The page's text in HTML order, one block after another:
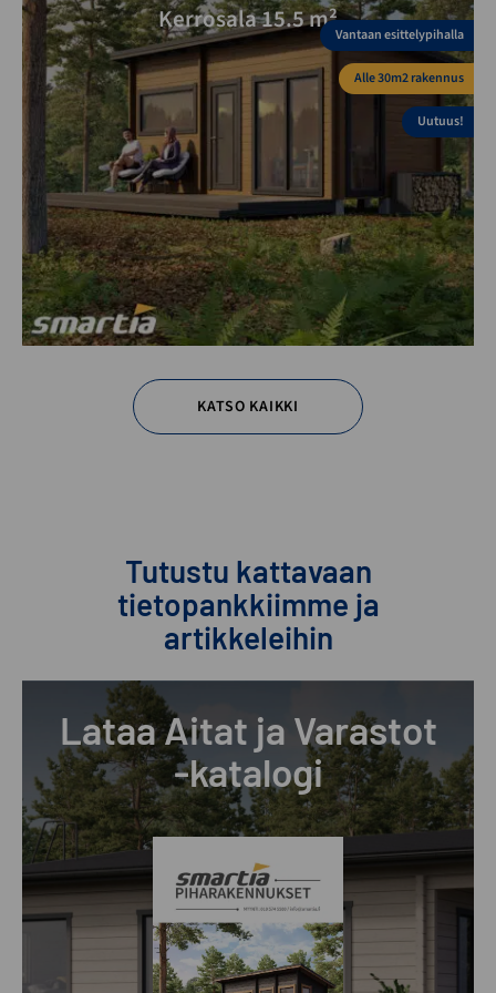
Kerrosala 15.5 m²Vantaan esittelypihalla
Alle 30m2 rakennus
Uutuus!
KATSO KAIKKI
Tutustu kattavaan
tietopankkiimme ja
artikkeleihin
Lataa Aitat ja Varastot
-katalogi